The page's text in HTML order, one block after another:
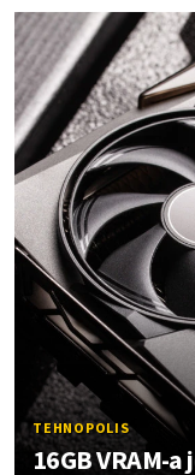
TEHNOPOLIS
16GB VRAM-